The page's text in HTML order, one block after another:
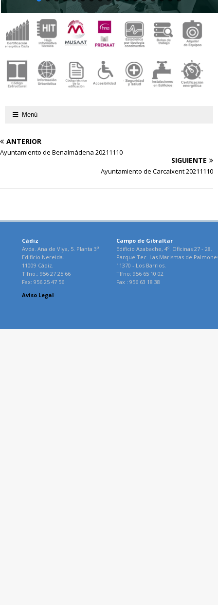
Menú
ANTERIOR
Ayuntamiento de Benalmádena 20211110
SIGUIENTE
Ayuntamiento de Carcaixent 20211110
Cádiz
Avda. Ana de Viya, 5. Planta 3ª.
Edificio Nereida.
11009 Cádiz.
Tlfno.: 956 27 25 66
Fax: 956 25 47 56
Campo de Gibraltar
Edificio Azabache, 4º. Oficinas 27 - 28.
Parque Tec. Las Marismas de
11370 - Los Barrios.
Tlfno: 956 65 10 02
Fax : 956 63 18 38
Aviso Legal